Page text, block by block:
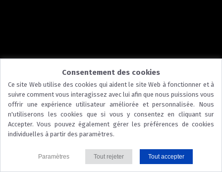
Consentement des cookies
Ce site Web utilise des cookies qui aident le site Web à fonctionner et à
suivre comment vous interagissez avec lui afin que nous puissions vous
offrir une expérience utilisateur améliorée et personnalisée. Nous
n'utiliserons les cookies que si vous y consentez en cliquant sur
Accepter. Vous pouvez également gérer les préférences de cookies
individuelles à partir des paramètres.
Paramètres Tout rejeter Tout accepter